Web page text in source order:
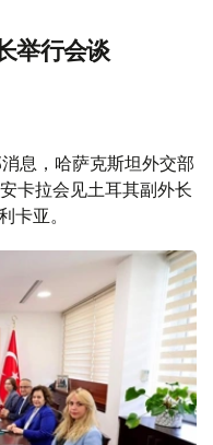
举行会谈
息，哈萨克斯坦外交部
卡拉会见土耳其副外长
卡亚。